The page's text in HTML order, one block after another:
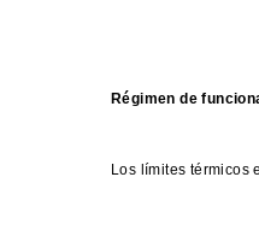
Régimen de
Los límites térmicos